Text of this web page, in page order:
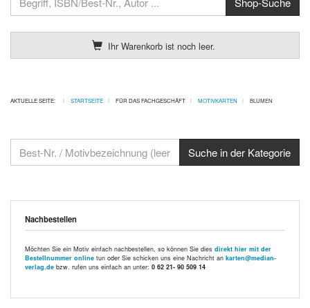
Ihr Warenkorb ist noch leer.
AKTUELLE SEITE: STARTSEITE FÜR DAS FACHGESCHÄFT MOTIVKARTEN BLUMEN
Nachbestellen
Möchten Sie ein Motiv einfach nachbestellen, so können Sie dies direkt hier mit der
Bestellnummer online tun oder Sie schicken uns eine Nachricht an karten@median-
verlag.de bzw. rufen uns einfach an unter: 0 62 21- 90 509 14